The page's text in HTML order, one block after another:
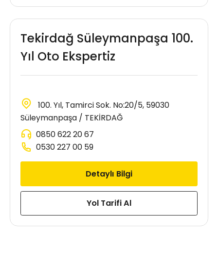
Tekirdağ Süleymanpaşa 100.
Yıl Oto Ekspertiz
100. Yıl, Tamirci Sok. No:20/5, 59030
Süleymanpaşa / TEKİRDAĞ
0850 622 20 67
0530 227 00 59
Detaylı Bilgi
Yol Tarifi Al